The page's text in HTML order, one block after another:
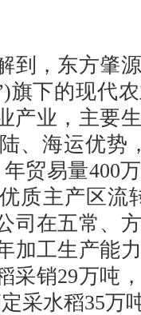
，东方肇源
旗下的现代
产业，主要
、海运优势
贸易量400
质主产区流
司在五常、
加工生产能
采销29万吨
采水稻35万